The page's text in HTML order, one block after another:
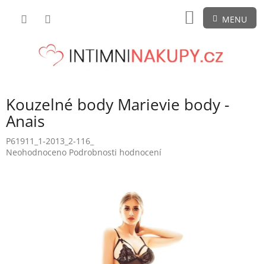
NÁKUPNÍ
KOŠÍK
Kouzelné body Marievie body -
Anais
P61911_1-2013_2-116_
Průměrné
Neohodnoceno Podrobnosti hodnocení